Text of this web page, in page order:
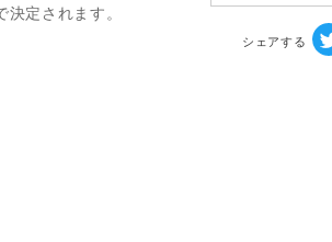
定されます。
シェアする